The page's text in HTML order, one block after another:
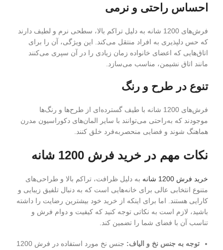
احساس راحتی و نرمی
فرش‌های 1200 شانه به دلیل تراکم بالا، سطحی نرم و لطیف دارند
که حس دلپذیری به افراد منتقل می‌کند. این ویژگی، آن را برای
اتاق‌هایی که اعضای خانواده زمان زیادی را در آن سپری می‌کنند
مانند اتاق نشیمن، مناسب می‌سازد.
تنوع در طرح و رنگ
فرش‌های 1200 شانه با طیف گسترده‌ای از طرح‌ها و رنگ‌ها
موجودند که به‌راحتی می‌توانند با سایر المان‌های دکوراسیون مدرن
هماهنگ شوند و فضایی منحصربه‌فرد خلق کنند.
نکات مهم در خرید فرش 1200 شانه
خرید فرش 1200 شانه
به دلیل ظرافت، تراکم بالا و طراحی‌های
متنوع انتخابی عالی برای خانه‌هایی است که به دنبال تلفیق زیبایی و
کارایی هستند. اما برای اینکه از خرید خود بیشترین رضایت را داشته
باشید، لازم است به نکاتی توجه کنید که کیفیت و دوام فرش و
تناسب آن با فضای شما را تضمین کند.
توجه به جنس نخ و الیاف:
جنس نخ مورد استفاده در فرش 1200